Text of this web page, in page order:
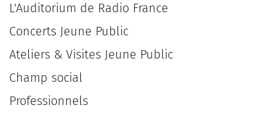
L'Auditorium de Radio France
Concerts Jeune Public
Ateliers & Visites Jeune Public
Champ social
Professionnels